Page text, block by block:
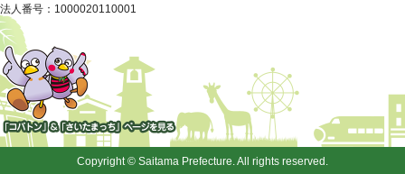
法人番号：1000020110001
「コバトン」&「さいたまっ
ち」
Copyright © Saitama Prefecture. All rights reserved.